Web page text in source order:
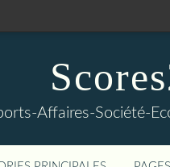
Affaires-Société-